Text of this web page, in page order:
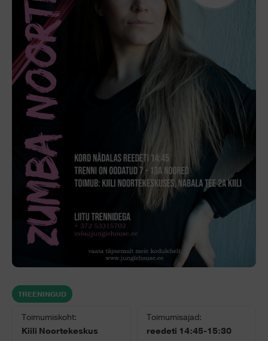
TREENINGUD
Toimumiskoht:
Kiili Noortekeskus
Toimumisajad:
reedeti 14:45-15:30